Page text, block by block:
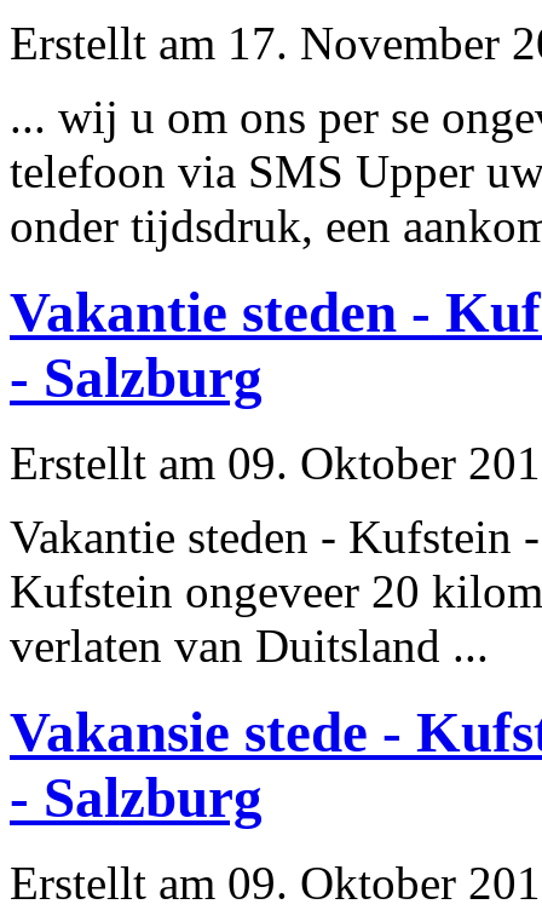
Erstellt am 17. November
... wij u om ons per se
telefoon via SMS Upper
onder tijdsdruk, een
Vakantie steden -
- Salzburg
Erstellt am 09. Oktober
Vakantie steden -
Kufstein ongeveer 20
verlaten van Duitsland ...
Vakansie stede -
- Salzburg
Erstellt am 09. Oktober